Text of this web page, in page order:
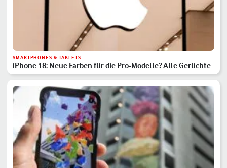
SMARTPHONES & TABLETS
iPhone 18: Neue Farben für die Pro-Modelle? Alle Gerüchte